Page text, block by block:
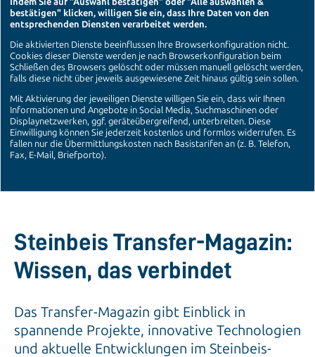
Steinbeis Transfer-Magazin:
Wissen, das verbindet
Das Transfer-Magazin gibt Einblick in
spannende Projekte, innovative Technologien
und aktuelle Entwicklungen im Steinbeis-